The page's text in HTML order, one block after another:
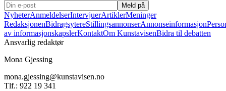
Meld på
NyheterAnmeldelserIntervjuerArtiklerMeninger
RedaksjonenBidragsytereStillingsannonserAnnonseinformasjon
av informasjonskapslerKontaktOm KunstavisenBidra til debatten
Ansvarlig redaktør
Mona Gjessing
mona.gjessing@kunstavisen.no
Tlf.: 922 19 341